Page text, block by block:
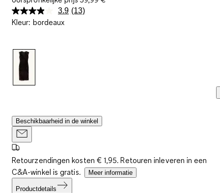
3.9 Lees
(13)
Kleur: bordeaux
Beschikbaarheid in de winkel
Retourzendingen kosten € 1,95. Retouren inleveren in een
C&A-winkel is gratis.
Meer informatie
Productdetails